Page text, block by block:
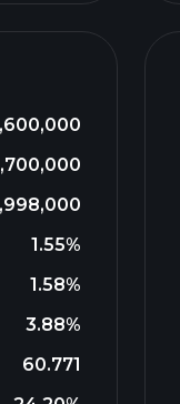
1.55%
1.58%
3.88%
60.771